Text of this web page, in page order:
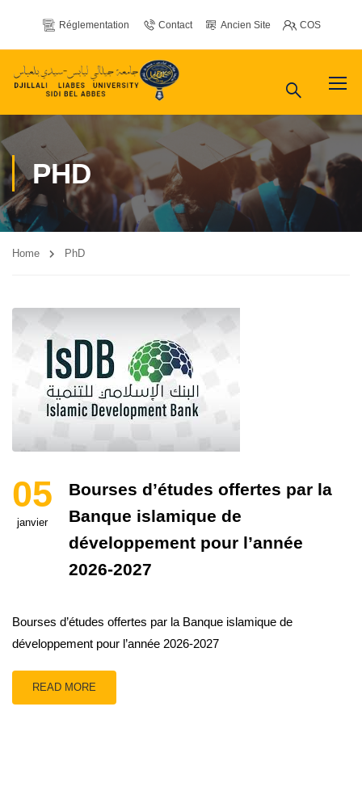
Réglementation Contact Ancien Site COS
PHD
Home PhD
05
janvier
Bourses d’études offertes par la
Banque islamique de
développement pour l’année
2026-2027
Bourses d’études offertes par la Banque islamique de
développement pour l’année 2026-2027
READ MORE